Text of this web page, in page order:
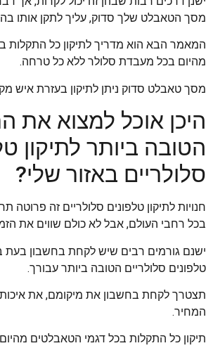
מסך הטאבלט שלך סדוק, עליך לתקן אותו
המאמר הבא הוא מדריך לתיקון כל התקלות
מהיום בכל מעבדת סלולר ללא כל טרחה.
מסך טאבלט סדוק ניתן לתיקון בעזרת איש
היכן אוכל למצוא את
הטובה ביותר לתיקון
סלולריים באזור שלי?
חנויות לתיקון טלפונים סלולריים זה
בכל רחבי העולם, אבל לא כולם שווים את
ישנם גורמים רבים שיש לקחת בחשבון בעת
טלפונים סלולריים הטובה ביותר עבורך.
תצטרך לקחת בחשבון את מיקומם, את
המחיר.
תיקון כל התקלות בכל דגמי הטאבלטים